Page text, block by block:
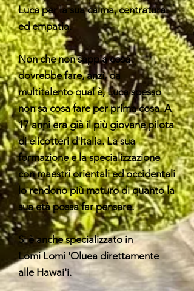
Luca per la sua calma, centratura
ed empatia.
Non che non sappia cosa
dovrebbe fare, anzi, da
multitalento qual è, Luca spesso
non sa cosa fare per prima cosa. A
17 anni era già il più giovane pilota
di elicotteri d'Italia. La sua
formazione e la specializzazione
con maestri orientali ed occidentali
lo rendono più maturo di quanto la
sua età possa far pensare.
Si è anche specializzato in
LomiLomi 'Oluea direttamente
alleHawai'i.